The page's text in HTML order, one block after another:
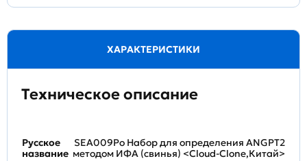
ХАРАКТЕРИСТИКИ
Техническое описание
Русское
название
SEA009Po Набор для определения ANGPT2
методом ИФА (свинья) <Cloud-Clone,Китай>